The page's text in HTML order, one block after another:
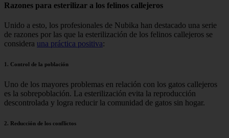
Razones para esterilizar a los felinos callejeros
Unido a esto, los profesionales de Nubika han destacado una serie
de razones por las que la esterilización de los felinos callejeros se
considera una práctica positiva:
1. Control de la población
Uno de los mayores problemas en relación con los gatos callejeros
es la sobrepoblación. La esterilización evita la reproducción
descontrolada y logra reducir la comunidad de gatos sin hogar.
2. Reducción de los conflictos